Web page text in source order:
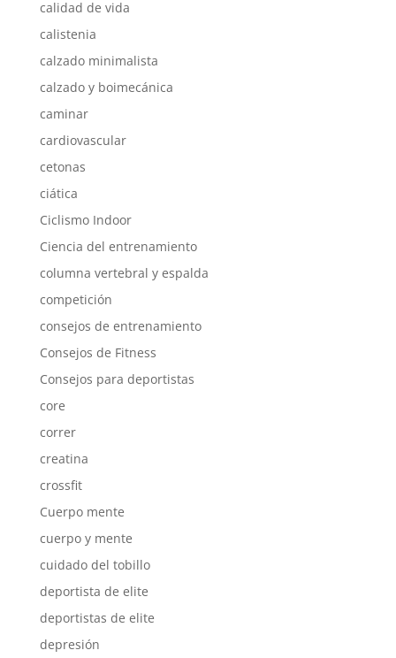
calidad de vida
calistenia
calzado minimalista
calzado y boimecánica
caminar
cardiovascular
cetonas
ciática
Ciclismo Indoor
Ciencia del entrenamiento
columna vertebral y espalda
competición
consejos de entrenamiento
Consejos de Fitness
Consejos para deportistas
core
correr
creatina
crossfit
Cuerpo mente
cuerpo y mente
cuidado del tobillo
deportista de elite
deportistas de elite
depresión